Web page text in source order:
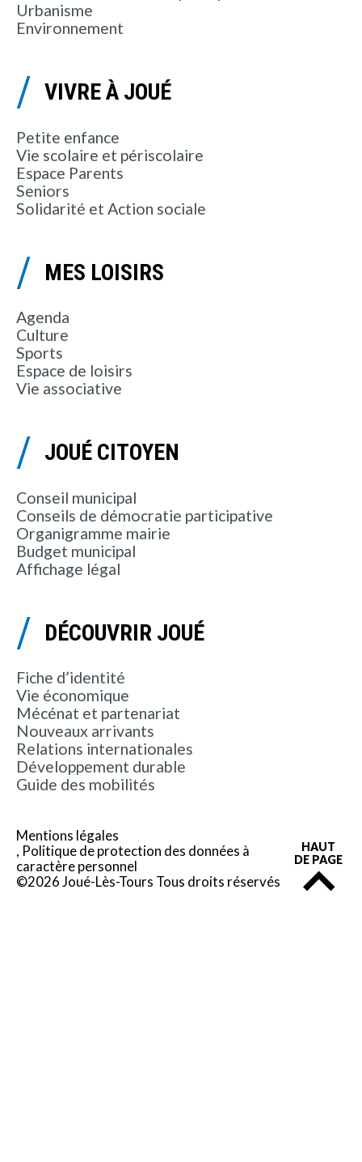
Urbanisme
Environnement
VIVRE À JOUÉ
Petite enfance
Vie scolaire et périscolaire
Espace Parents
Seniors
Solidarité et Action sociale
MES LOISIRS
Agenda
Culture
Sports
Espace de loisirs
Vie associative
JOUÉ CITOYEN
Conseil municipal
Conseils de démocratie participative
Organigramme mairie
Budget municipal
Affichage légal
DÉCOUVRIR JOUÉ
Fiche d’identité
Vie économique
Mécénat et partenariat
Nouveaux arrivants
Relations internationales
Développement durable
Guide des mobilités
Mentions légales
Politique de protection des données à
caractère personnel
©2026 Joué-Lès-Tours Tous droits réservés
HAUT
DE PAGE